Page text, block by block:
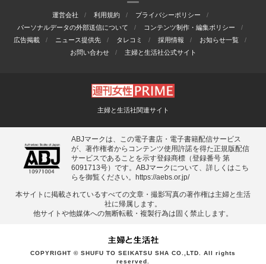
運営会社 利用規約
プライバシーポリシー
パーソナルデータの外部送信について
コンテンツ制作・編集ポリシー
広告掲載
ニュース提供先 タレコミ 採用情報
お知らせ一覧
お問い合わせ
主婦と生活社公式サイト
主婦と生活社関連サイト
ABJマークは、この電子書店・電子書籍配信サービス
が、著作権者からコンテンツ使用許諾を得た正規版配信
サービスであることを示す登録商標（登録番号 第
6091713号）です。ABJマークについて、詳しくはこち
らを御覧ください。
https://aebs.or.jp/
本サイトに掲載されているすべての⽂章・撮影写真の著作権は主婦と⽣活
社に帰属します。
他サイトや他媒体への無断転載・複製⾏為は固く禁⽌します。
COPYRIGHT © SHUFU TO SEIKATSU SHA CO.,LTD. All rights
reserved.